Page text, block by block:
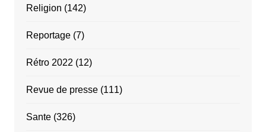
Religion (142)
Reportage(7)
Rétro 2022(12)
Revue de presse(111)
Sante(326)